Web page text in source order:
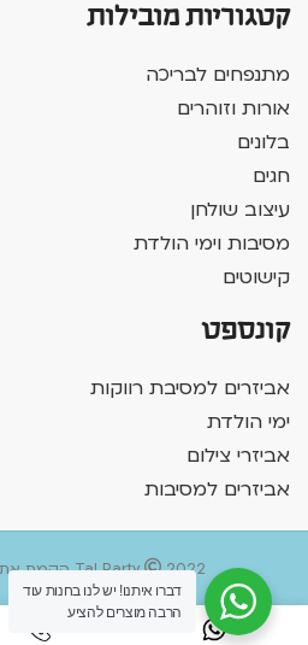
קטגוריות מובילות
מתנפחים לבריכה
אורות וזוהרים
בלונים
חגים
עיצוב שולחן
מסיבות וימי הולדת
קישוטים
קונספט
אביזרים למסיבת רווקות
ימי הולדת
אביזרי צילום
אביזרים למסיבות
Tal Party 2022 הקמת אתר
דברו איתנו! יש לנו בחנות עוד
הרבה מוצרים להציע